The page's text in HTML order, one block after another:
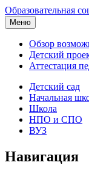
Образовательная
Меню
Обзор
Детский
Аттестация
Детский сад
Начальная
Школа
НПО и СПО
ВУЗ
Навигация